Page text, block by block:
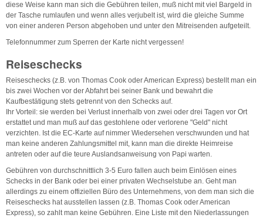
diese Weise kann man sich die Gebühren teilen, muß nicht mit viel Bargeld in
der Tasche rumlaufen und wenn alles verjubelt ist, wird die gleiche Summe
von einer anderen Person abgehoben und unter den Mitreisenden aufgeteilt.
Telefonnummer zum Sperren der Karte nicht vergessen!
Reiseschecks
Reiseschecks (z.B. von Thomas Cook oder American Express) bestellt man ein
bis zwei Wochen vor der Abfahrt bei seiner Bank und bewahrt die
Kaufbestätigung stets getrennt von den Schecks auf.
Ihr Vorteil: sie werden bei Verlust innerhalb von zwei oder drei Tagen vor Ort
erstattet und man muß auf das gestohlene oder verlorene "Geld" nicht
verzichten. Ist die EC-Karte auf nimmer Wiedersehen verschwunden und hat
man keine anderen Zahlungsmittel mit, kann man die direkte Heimreise
antreten oder auf die teure Auslandsanweisung von Papi warten.
Gebühren von durchschnittlich 3-5 Euro fallen auch beim Einlösen eines
Schecks in der Bank oder bei einer privaten Wechselstube an. Geht man
allerdings zu einem offiziellen Büro des Unternehmens, von dem man sich die
Reiseschecks hat ausstellen lassen (z.B. Thomas Cook oder American
Express), so zahlt man keine Gebühren. Eine Liste mit den Niederlassungen